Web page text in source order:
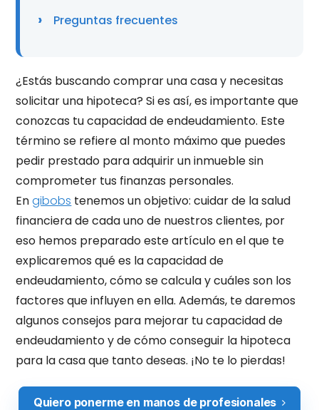
Preguntas frecuentes
¿Estás buscando comprar una casa y necesitas
solicitar una hipoteca? Si es así, es importante que
conozcas tu capacidad de endeudamiento. Este
término se refiere al monto máximo que puedes
pedir prestado para adquirir un inmueble sin
comprometer tus finanzas personales.
Engibobs tenemos un objetivo: cuidar de la salud
financiera de cada uno de nuestros clientes, por
eso hemos preparado este artículo en el que te
explicaremos qué es la capacidad de
endeudamiento, cómo se calcula y cuáles son los
factores que influyen en ella. Además, te daremos
algunos consejos para mejorar tu capacidad de
endeudamiento y de cómo conseguir la hipoteca
para la casa que tanto deseas. ¡No te lo pierdas!
Quiero ponerme en manos de profesionales